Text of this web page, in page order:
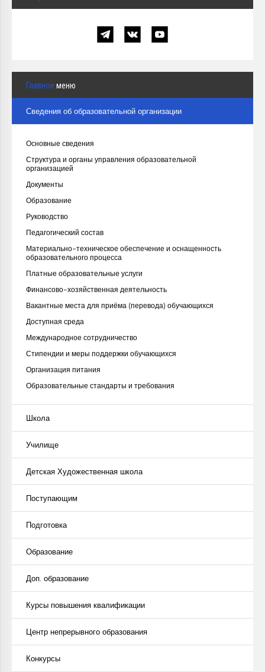
Главное меню
Сведения об образовательной организации
Основные сведения
Структура и органы управления образовательной
организацией
Документы
Образование
Руководство
Педагогический состав
Материально-техническое обеспечение и оснащенность
образовательного процесса
Платные образовательные услуги
Финансово-хозяйственная деятельность
Вакантные места для приёма (перевода) обучающихся
Доступная среда
Международное сотрудничество
Стипендии и меры поддержки обучающихся
Организация питания
Образовательные стандарты и требования
Школа
Училище
Детская Художественная школа
Поступающим
Подготовка
Образование
Доп. образование
Курсы повышения квалификации
Центр непрерывного образования
Конкурсы